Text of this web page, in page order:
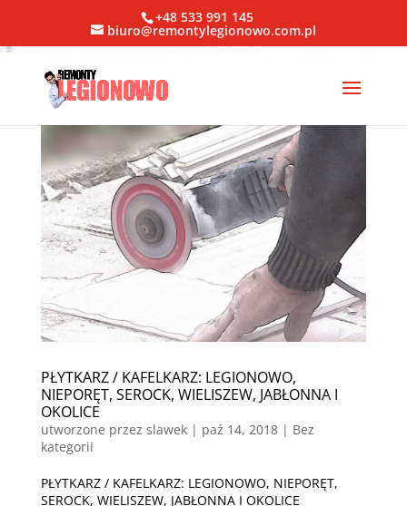
+48 533 991 145
biuro@remontylegionowo.com.pl
PŁYTKARZ / KAFELKARZ: LEGIONOWO,
NIEPORĘT, SEROCK, WIELISZEW, JABŁONNA I
OKOLICE
utworzone przez slawek| paź 14, 2018| Bez
kategorii
PŁYTKARZ / KAFELKARZ: LEGIONOWO, NIEPORĘT,
SEROCK, WIELISZEW, JABŁONNA I OKOLICE